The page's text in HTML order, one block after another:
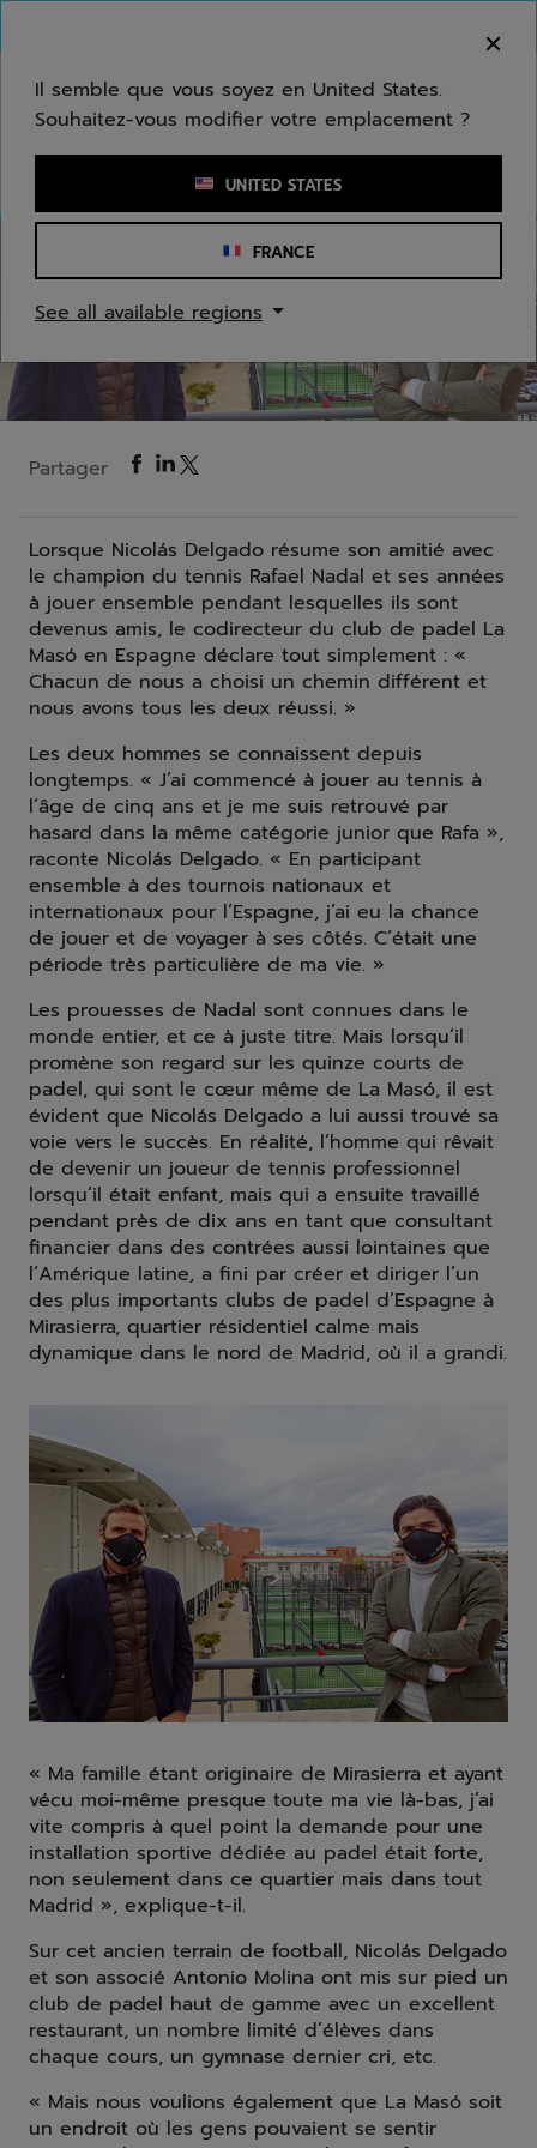
Saisir un mot clé ou un numéro d'article
Nadal, padel et La Masó Sports Club : le parcours
Partager
Lorsque Nicolás Delgado résume son amitié avec
le champion du tennis Rafael Nadal et ses années
à jouer ensemble pendant lesquelles ils sont
devenus amis, le codirecteur du club de padel La
Masó en Espagne déclare tout simplement : «
Chacun de nous a choisi un chemin différent et
nous avons tous les deux réussi. »
Les deux hommes se connaissent depuis
longtemps. « J’ai commencé à jouer au tennis à
l’âge de cinq ans et je me suis retrouvé par
hasard dans la même catégorie junior que Rafa »,
raconte Nicolás Delgado. « En participant
ensemble à des tournois nationaux et
internationaux pour l’Espagne, j’ai eu la chance
de jouer et de voyager à ses côtés. C’était une
période très particulière de ma vie. »
Les prouesses de Nadal sont connues dans le
monde entier, et ce à juste titre. Mais lorsqu’il
promène son regard sur les quinze courts de
padel, qui sont le cœur même de La Masó, il est
évident que Nicolás Delgado a lui aussi trouvé sa
voie vers le succès. En réalité, l’homme qui rêvait
de devenir un joueur de tennis professionnel
lorsqu’il était enfant, mais qui a ensuite travaillé
pendant près de dix ans en tant que consultant
financier dans des contrées aussi lointaines que
l’Amérique latine, a fini par créer et diriger l’un
des plus importants clubs de padel d’Espagne à
Mirasierra, quartier résidentiel calme mais
dynamique dans le nord de Madrid, où il a grandi.
« Ma famille étant originaire de Mirasierra et ayant
vécu moi-même presque toute ma vie là-bas, j’ai
vite compris à quel point la demande pour une
installation sportive dédiée au padel était forte,
non seulement dans ce quartier mais dans tout
Madrid », explique-t-il.
Sur cet ancien terrain de football, Nicolás Delgado
et son associé Antonio Molina ont mis sur pied un
club de padel haut de gamme avec un excellent
restaurant, un nombre limité d’élèves dans
chaque cours, un gymnase dernier cri, etc.
« Mais nous voulions également que La Masó soit
un endroit où les gens pouvaient se sentir
Il semble que vous soyez en United States.
Souhaitez-vous modifier votre emplacement ?
UNITED STATES
FRANCE
See all available regions